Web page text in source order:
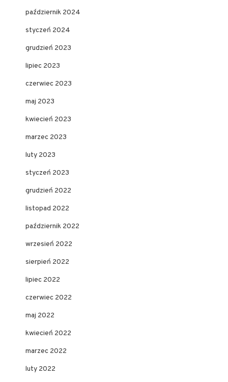
październik 2024
styczeń 2024
grudzień 2023
lipiec 2023
czerwiec 2023
maj 2023
kwiecień 2023
marzec 2023
luty 2023
styczeń 2023
grudzień 2022
listopad 2022
październik 2022
wrzesień 2022
sierpień 2022
lipiec 2022
czerwiec 2022
maj 2022
kwiecień 2022
marzec 2022
luty 2022